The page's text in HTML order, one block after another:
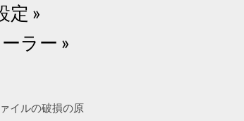
定 »
ラー »
イルの破損の原